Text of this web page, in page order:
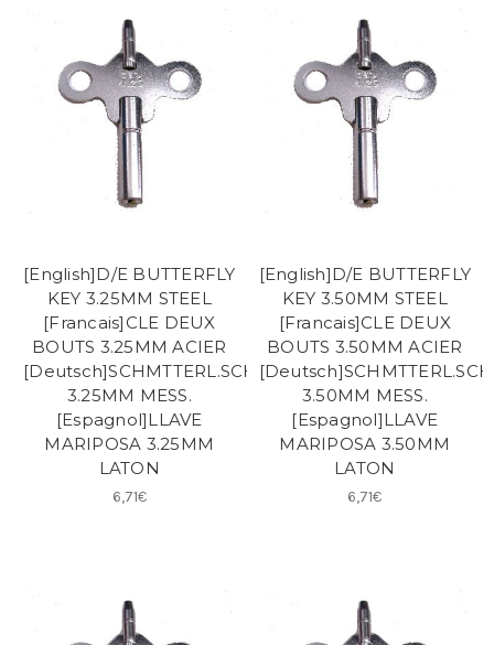
[English]D/E BUTTERFLY
KEY 3.25MM STEEL
[Francais]CLE DEUX
BOUTS 3.25MM ACIER
[Deutsch]SCHMTTERL.SCHL.2END.
3.25MM MESS.
[Espagnol]LLAVE
MARIPOSA 3.25MM
LATON
6,71€
[English]D/E BUTTERFLY
KEY 3.50MM STEEL
[Francais]CLE DEUX
BOUTS 3.50MM ACIER
3.50MM MESS.
[Espagnol]LLAVE
MARIPOSA 3.50MM
LATON
6,71€